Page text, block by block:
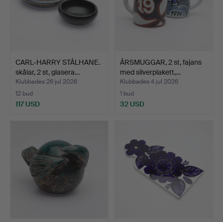
CARL-HARRY STÅLHANE.
skålar, 2 st, glasera…
Klubbades 26 jul 2026
12 bud
117 USD
ÅRSMUGGAR, 2 st, fajans
med silverplakett,…
Klubbades 4 jul 2026
1 bud
32 USD